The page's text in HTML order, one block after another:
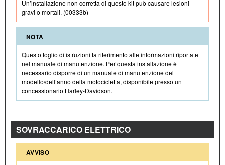
Un’installazione non corretta di questo kit può causare lesioni
gravi o mortali. (00333b)
NOTA
Questo foglio di istruzioni fa riferimento alle informazioni riportate
nel manuale di manutenzione. Per questa installazione è
necessario disporre di un manuale di manutenzione del
modello/dell’anno della motocicletta, disponibile presso un
concessionario Harley-Davidson.
SOVRACCARICO ELETTRICO
AVVISO